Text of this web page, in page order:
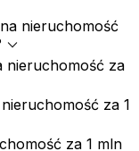
nieruchomość
expand_more
nieruchomość za
za 1
za 1 mln